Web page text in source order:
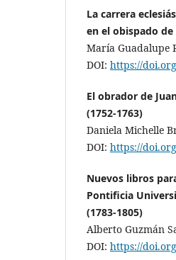
La carrera
en el obispado
María Guadalupe
DOI: https://
El obrador de
(1752-1763)
Daniela Michelle
DOI: https://
Nuevos libros
Pontificia
(1783-1805)
Alberto Guzmán
DOI: https://